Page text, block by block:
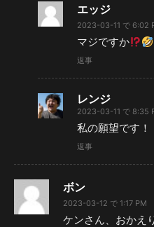
エッジ
2023-03-11 で 6:02
マジですか
返事
レンジ
2023-03-11 で 8:35
私の願望です！
返事
ボン
2023-03-12 で 1:17 PM
ケンさん、おかえ